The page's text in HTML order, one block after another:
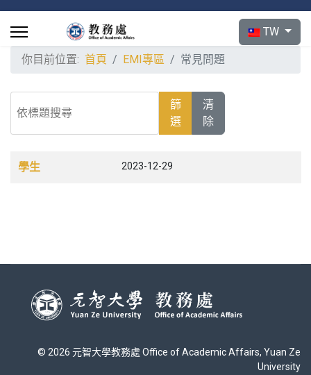
選擇你的語言
TW
你目前位置: 首頁 EMI專區 常見問題
篩
選
清
除
文章列表
名稱
學生 2023-12-29
© 2026 元智大學教務處 Office of Academic Affairs, Yuan Ze
University